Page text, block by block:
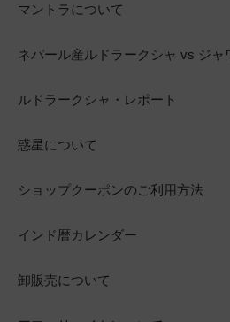
マントラについて
ネパール産ルドラークシャ vs ジャ
ルドラークシャ・レポート
惑星について
ショップクーポンのご利用方法
インド暦カレンダー
卸販売について